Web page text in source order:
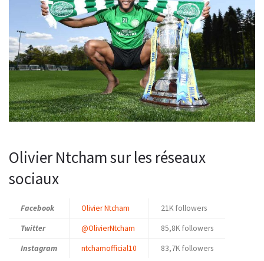
Olivier Ntcham sur les réseaux
sociaux
Facebook Olivier Ntcham
21K followers
Twitter
@OlivierNtcham
85,8K followers
Instagram
ntchamofficial10 83,7K followers